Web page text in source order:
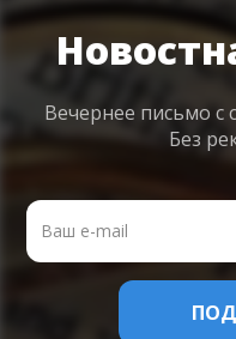
Вечернее письмо
Без